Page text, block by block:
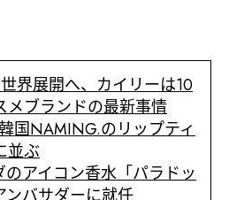
界展開へ、カイリーは10
メブランドの最新事情
国NAMING.のリップティ
並ぶ
アイコン香水「パラドッ